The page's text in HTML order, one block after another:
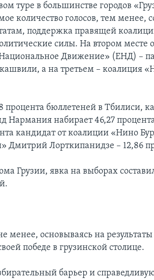
туре в большинстве городов
количество голосов, тем менее,
поддержка правящей
силы. На втором месте
Движение» (ЕНД) –
а на третьем – коалиция
процента бюллетеней в Тбилиси,
Нармания набирает 46,27
кандидат от коалиции «Нино
Дмитрий Лорткипанидзе – 12,86
Грузии, явка на выборах
менее, основываясь на
победе в грузинской столице.
барьер и